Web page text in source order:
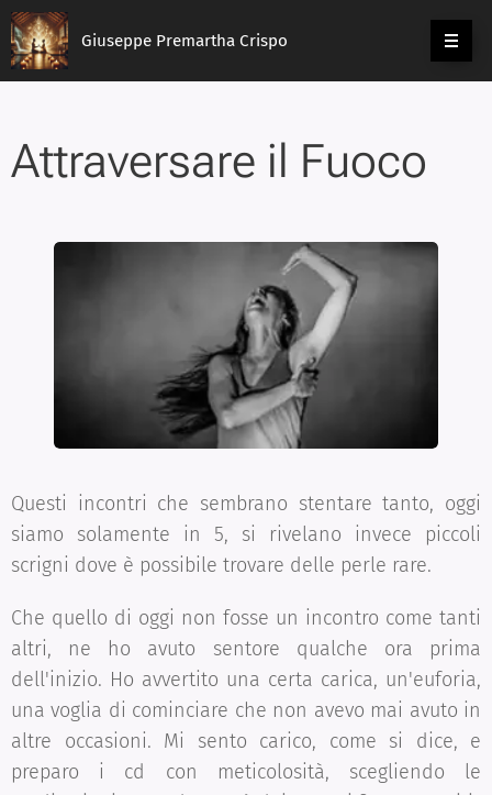
Giuseppe Premartha Crispo
Attraversare il Fuoco
Questi incontri che sembrano stentare tanto, oggi
siamo solamente in 5, si rivelano invece piccoli
scrigni dove è possibile trovare delle perle rare.
Che quello di oggi non fosse un incontro come tanti
altri, ne ho avuto sentore qualche ora prima
dell'inizio. Ho avvertito una certa carica, un'euforia,
una voglia di cominciare che non avevo mai avuto in
altre occasioni. Mi sento carico, come si dice, e
preparo i cd con meticolosità, scegliendo le